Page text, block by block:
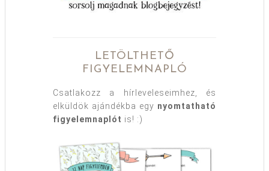
LETÖLTHETŐ
FIGYELEMNAPLÓ
Csatlakozz a hírleveleseimhez, és
elküldök ajándékba egy nyomtatható
figyelemnaplót is! :)